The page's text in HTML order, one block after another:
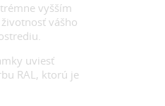
vyšším
vášho
uviesť
RAL, ktorú je